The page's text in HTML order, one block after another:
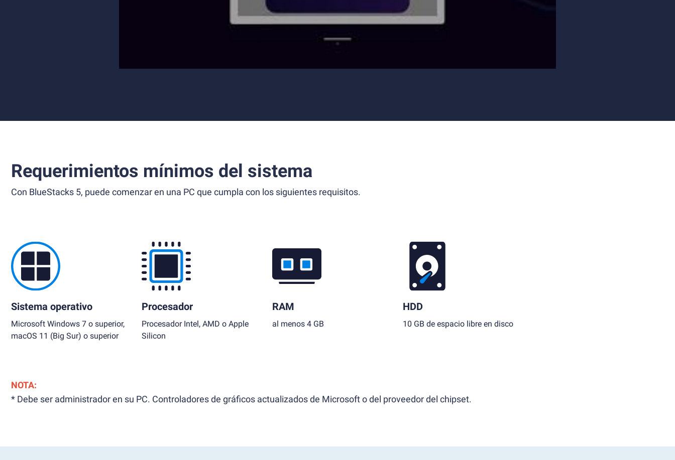
Requerimientos mínimos del sistema
Con BlueStacks 5, puede comenzar en una PC que cumpla con los siguientes requisitos.
Sistema operativo
Microsoft Windows 7 o superior,
macOS 11 (Big Sur) o superior
Procesador
Procesador Intel, AMD o Apple
Silicon
RAM
al menos 4 GB
HDD
10 GB de espacio libre en disco
NOTA:
* Debe ser administrador en su PC. Controladores de gráficos actualizados de Microsoft o del proveedor del chipset.